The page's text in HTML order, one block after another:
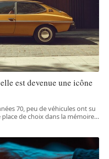
est devenue une icône
70, peu de véhicules ont su
de choix dans la mémoire…